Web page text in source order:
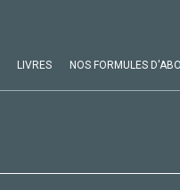
LIVRES NOS FORMULES